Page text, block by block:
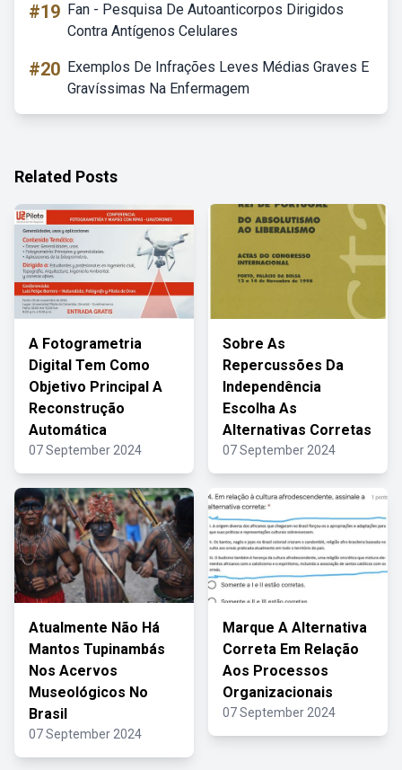
#19 Fan - Pesquisa De Autoanticorpos Dirigidos
Contra Antígenos Celulares
#20 Exemplos De Infrações Leves Médias Graves E
Gravíssimas Na Enfermagem
Related Posts
A Fotogrametria
Digital Tem Como
Objetivo Principal A
Reconstrução
Automática
07 September 2024
Sobre As
Repercussões Da
Independência
Escolha As
Alternativas Corretas
07 September 2024
Atualmente Não Há
Mantos Tupinambás
Nos Acervos
Museológicos No
Brasil
07 September 2024
Marque A Alternativa
Correta Em Relação
Aos Processos
Organizacionais
07 September 2024